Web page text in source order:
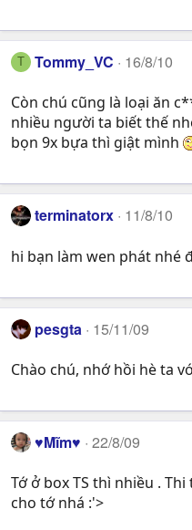
T Tommy_VC 16/8/10
Còn chú cũng là loại ăn
nhiều người ta biết thế
bọn 9x bựa thì giật mình
terminatorx 11/8/10
hi bạn làm wen phát nhé
pesgta 15/11/09
Chào chú, nhớ hồi hè ta
♥Mĩm♥ 22/8/09
Tớ ở box TS thì nhiều .
cho tớ nhá :'>